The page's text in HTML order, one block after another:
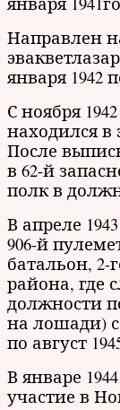
Направлен
января 1942
С ноября
находился в
После
в 62-й
полк в
В апреле
906-й
батальон, 2-
района, где
должности
на лошади) с
по август
В январе
участие в